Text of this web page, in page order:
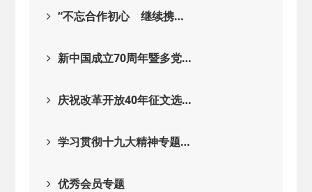
“不忘合作初心 继续携…
新中国成立70周年暨多党…
庆祝改革开放40年征文选…
学习贯彻十九大精神专题…
优秀会员专题